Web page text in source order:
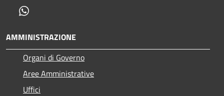
AMMINISTRAZIONE
Organi di Governo
Aree Amministrative
Uffici